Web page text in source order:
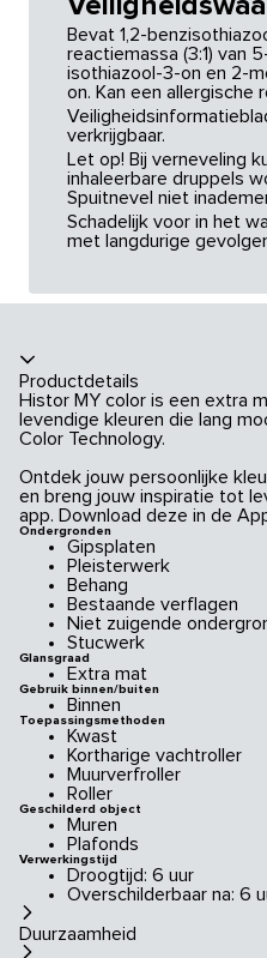
Bevat 1,2-
reactiemassa (3:1) van
isothiazool-3-on en 2-
on. Kan een allergische
verkrijgbaar.
Let op! Bij verneveling
inhaleerbare druppels
Spuitnevel niet
Schadelijk voor in het
met langdurige
Productdetails
Histor MY color is een extra
levendige kleuren die lang
Color Technology.
Ontdek jouw persoonlijke
en breng jouw inspiratie tot
app. Download deze in de
Ondergronden
Gipsplaten
Pleisterwerk
Behang
Bestaande verflagen
Niet zuigende
Stucwerk
Glansgraad
Extra mat
Gebruik binnen/buiten
Binnen
Toepassingsmethoden
Kwast
Kortharige vachtroller
Muurverfroller
Roller
Geschilderd object
Muren
Plafonds
Verwerkingstijd
Droogtijd: 6 uur
Overschilderbaar na: 6
Duurzaamheid